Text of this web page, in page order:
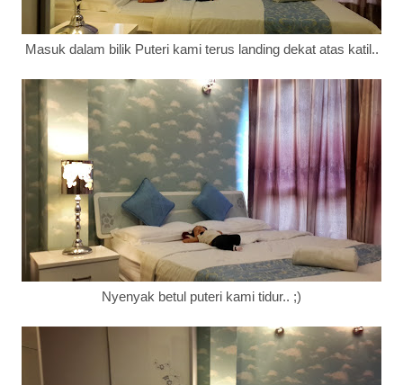
Masuk dalam bilik Puteri kami terus landing dekat atas katil..
Nyenyak betul puteri kami tidur.. ;)